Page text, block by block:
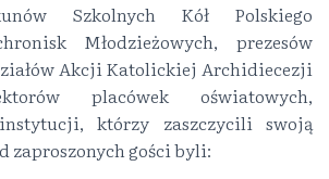
Szkolnych Kół Polskiego
Młodzieżowych, prezesów
Akcji Katolickiej Archidiecezji
placówek oświatowych,
którzy zaszczycili swoją
zaproszonych gości byli: